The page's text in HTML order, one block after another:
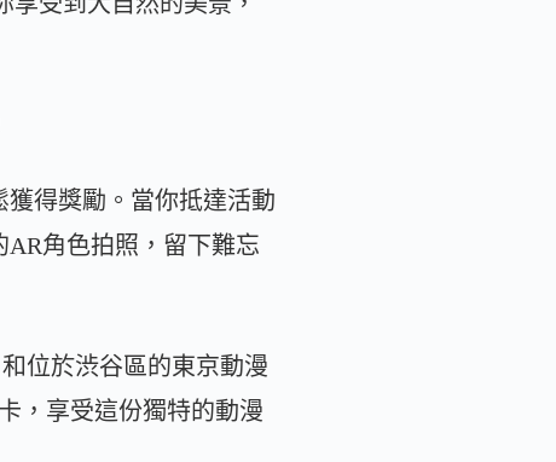
得獎勵。當你抵達活動
角色拍照，留下難忘
位於渋谷區的東京動漫
，享受這份獨特的動漫